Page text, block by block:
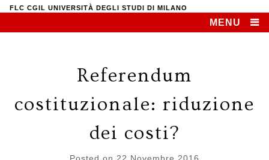
FLC CGIL UNIVERSITÀ DEGLI STUDI DI MILANO
MENU
Referendum
costituzionale: riduzione
dei costi?